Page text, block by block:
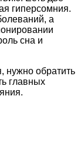
гиперсомния.
а
сна и
нужно обратить
главных